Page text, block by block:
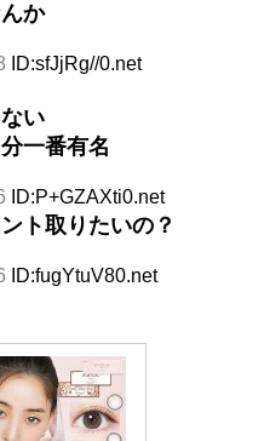
か
ID:sfJjRg//0.net
い
一番有名
ID:P+GZAXti0.net
ト取りたいの？
ID:fugYtuV80.net